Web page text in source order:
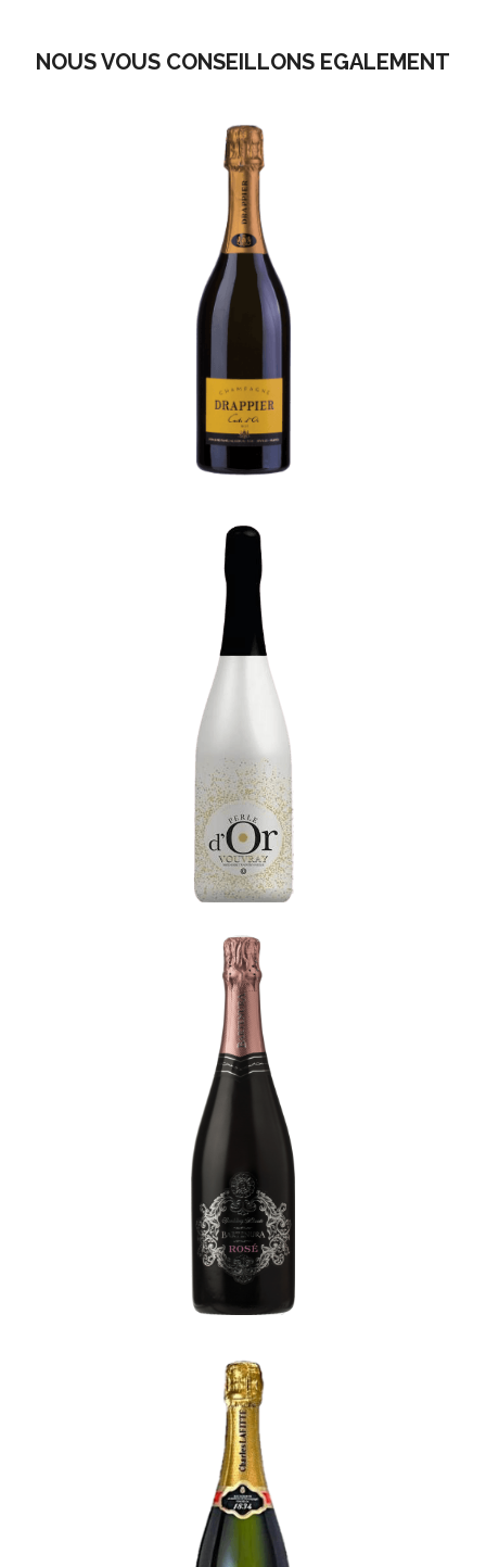
NOUS VOUS CONSEILLONS EGALEMENT
Drappier Champagne Carte D'Or
-
Champagne
La Perle d'Or
Loire et Touraine
Bartenura Moscato Rosé
-
Italie
Vranken Champagne Charles
Lafitte Brut
-
Champagne